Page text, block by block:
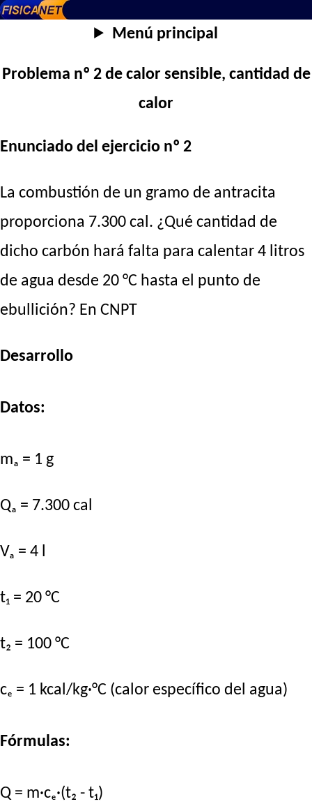
Menú principal
Problema nº 2 de calor sensible, cantidad de
calor
Enunciado del ejercicio nº 2
La combustión de un gramo de antracita
proporciona 7.300 cal. ¿Qué cantidad de
dicho carbón hará falta para calentar 4 litros
de agua desde 20 °C hasta el punto de
ebullición? En CNPT
Desarrollo
Datos:
mₐ = 1 g
Qₐ = 7.300 cal
Vₐ = 4 l
t₁ = 20 °C
t₂ = 100 °C
cₑ = 1 kcal/kg·°C (calor específico del agua)
Fórmulas:
Q = m·cₑ·(t₂ - t₁)